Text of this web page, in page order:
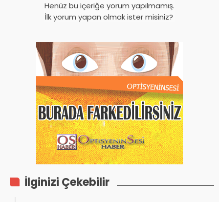
Henüz bu içeriğe yorum yapılmamış.
İlk yorum yapan olmak ister misiniz?
İlginizi Çekebilir